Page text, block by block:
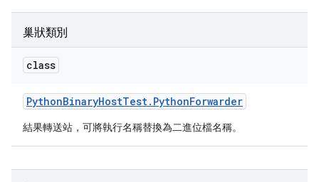
巢狀類別
class
PythonBinaryHostTest. PythonForwarder
結果轉送站，可將執行名稱替換為二進位檔名稱。